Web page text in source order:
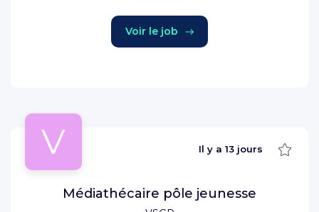
Voir le job
V Il y a 13 jours
Médiathécaire pôle jeunesse